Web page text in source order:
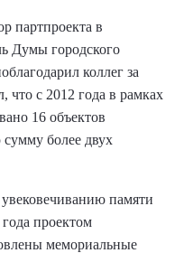
партпроекта в
Думы городского
коллег за
что с 2012 года в рамках
16 объектов
более двух
памяти
проектом
мемориальные